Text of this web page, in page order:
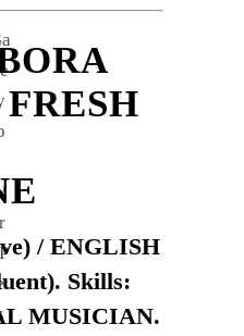
/ ENGLISH
Skills:
MUSICIAN.